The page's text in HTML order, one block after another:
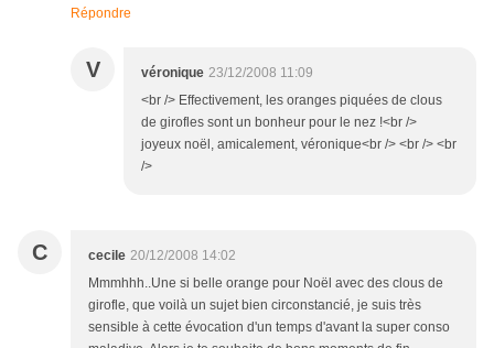
Répondre
V véronique 23/12/2008 11:09
<br /> Effectivement, les oranges piquées de clous
de girofles sont un bonheur pour le nez !<br />
joyeux noël, amicalement, véronique<br /> <br /> <br
/>
C cecile 20/12/2008 14:02
Mmmhhh..Une si belle orange pour Noël avec des clous de
girofle, que voilà un sujet bien circonstancié, je suis très
sensible à cette évocation d'un temps d'avant la super conso